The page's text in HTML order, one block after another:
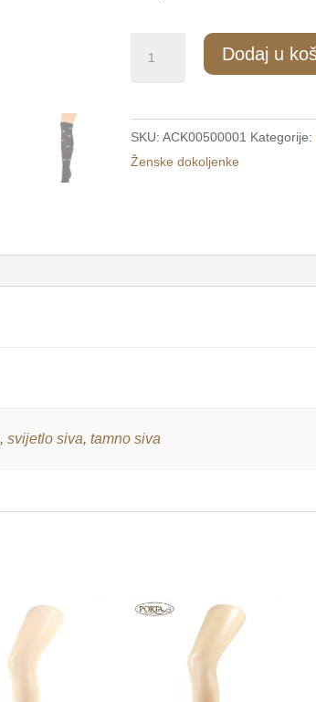
dokoljenke
35-
38
Dodaj u
SKU:ACK00500001 Kategorije:
Ženske dokoljenke
, svijetlo siva, tamno siva